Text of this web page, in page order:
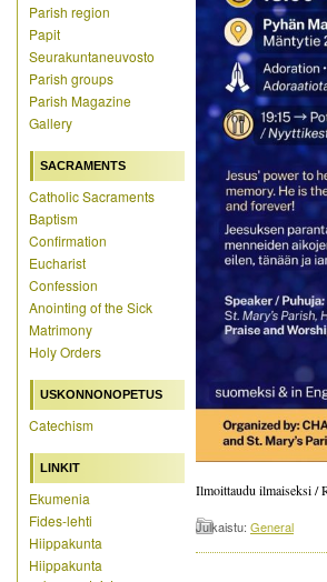
Parish region
Papit
Seurakuntaneuvosto
Parish groups
Parish Magazine
Gallery
SACRAMENTS
Catholic Sacraments
Baptism
Confirmation
Eucharist
Confession
Anointing of the Sick
Matrimony
Holy Orders
USKONNONOPETUS
Catechism
LINKIT
Ekumenia
Fides-lehti
Hiippakunta
Hiippakunta
Ilmoittaudu ilmaiseksi /
Julkaistu: General